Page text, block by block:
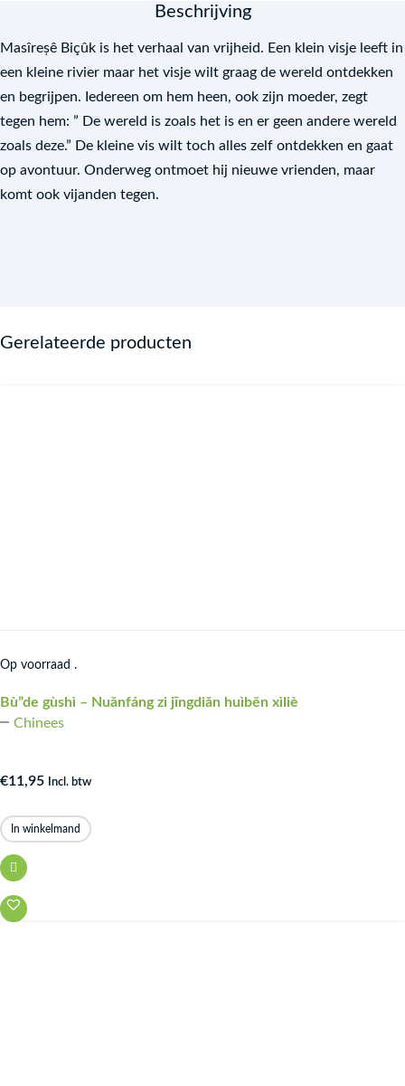
Beschrijving
Masîreșê Biçûk is het verhaal van vrijheid. Een klein visje leeft in
een kleine rivier maar het visje wilt graag de wereld ontdekken
en begrijpen. Iedereen om hem heen, ook zijn moeder, zegt
tegen hem: ” De wereld is zoals het is en er geen andere wereld
zoals deze.” De kleine vis wilt toch alles zelf ontdekken en gaat
op avontuur. Onderweg ontmoet hij nieuwe vrienden, maar
komt ook vijanden tegen.
Gerelateerde producten
Op voorraad .
Bù”de gùshì – Nuǎnfáng zi jīngdiǎn huìběn xìliè
Chinees
€11,95 Incl. btw
In winkelmand